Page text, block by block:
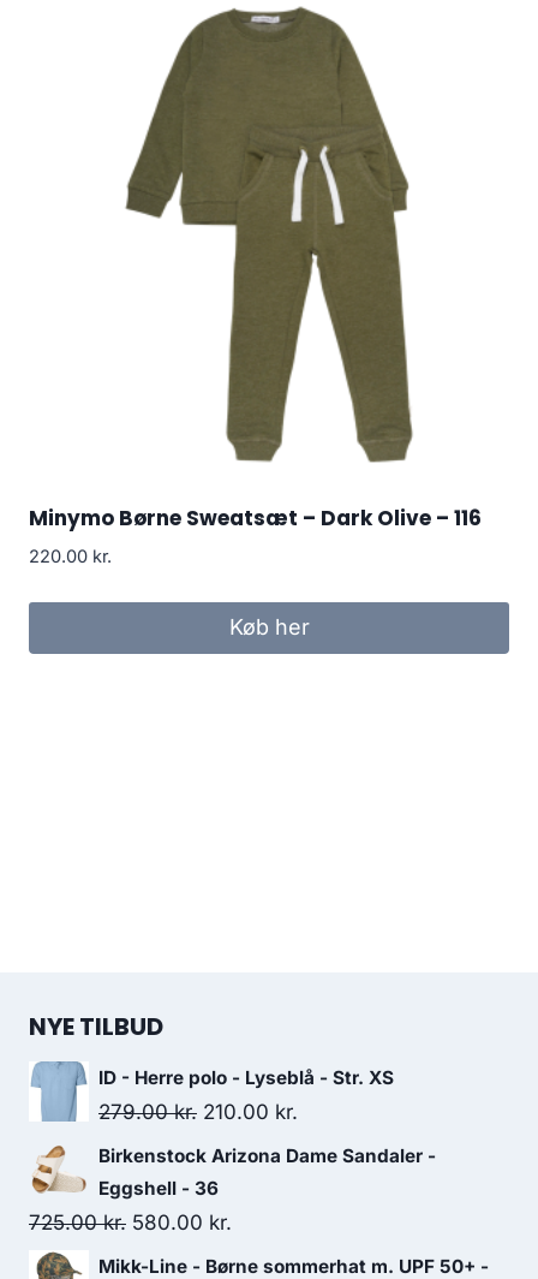
Minymo Børne Sweatsæt – Dark Olive – 116
220.00 kr.
Køb her
NYE TILBUD
ID - Herre polo - Lyseblå - Str. XS
279.00kr. Original
price
was:
279.00 kr..
210.00 kr.
price
Birkenstock Arizona Dame Sandaler -
Eggshell - 36
725.00kr. Original
price
580.00 kr.
price
Mikk-Line - Børne sommerhat m. UPF 50+ -